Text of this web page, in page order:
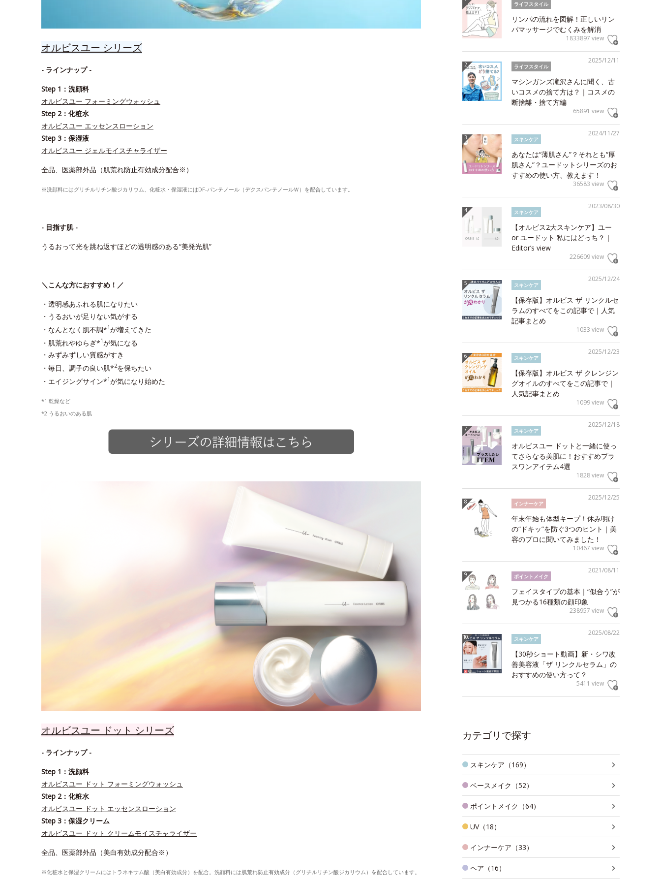
オルビスユー シリーズ
- ラインナップ -
Step 1：洗顔料
オルビスユー フォーミングウォッシュ
Step 2：化粧水
オルビスユー エッセンスローション
Step 3：保湿液
オルビスユー ジェルモイスチャライザー
全品、医薬部外品（肌荒れ防止有効成分配合※）
※洗顔料にはグリチルリチン酸ジカリウム、化粧水・保湿液にはDF-パンテノール（デクスパンテノールＷ）を配合しています。
- 目指す肌 -
うるおって光を跳ね返すほどの透明感のある“美発光肌”
＼こんな方におすすめ！／
・透明感あふれる肌になりたい
・うるおいが足りない気がする
・なんとなく肌不調*1が増えてきた
・肌荒れやゆらぎ*1が気になる
・みずみずしい質感がすき
・毎日、調子の良い肌*2を保ちたい
・エイジングサイン*1が気になり始めた
*1 乾燥など
*2 うるおいのある肌
オルビスユー ドット シリーズ
- ラインナップ -
Step 1：洗顔料
オルビスユー ドット フォーミングウォッシュ
Step 2：化粧水
オルビスユー ドット エッセンスローション
Step 3：保湿クリーム
オルビスユー ドット クリームモイスチャライザー
全品、医薬部外品（美白有効成分配合※）
※化粧水と保湿クリームにはトラネキサム酸（美白有効成分）を配合。洗顔料には肌荒れ防止有効成分（グリチルリチン酸ジカリウム）を配合しています。
ライフスタイル
リンパの流れを図解！正しいリン
パマッサージでむくみを解消
1833897 view
2025/12/11
ライフスタイル
マシンガンズ滝沢さんに聞く、古
いコスメの捨て方は？｜コスメの
断捨離・捨て方編
65891 view
2024/11/27
スキンケア
あなたは“薄肌さん”？それとも“厚
肌さん”？ユードットシリーズのお
すすめの使い方、教えます！
36583 view
2023/08/30
スキンケア
【オルビス2大スキンケア】ユー
or ユードット 私にはどっち？｜
Editor’s view
226609 view
2025/12/24
スキンケア
【保存版】オルビス ザ リンクルセ
ラムのすべてをこの記事で｜人気
記事まとめ
1033 view
2025/12/23
スキンケア
【保存版】オルビス ザ クレンジン
グオイルのすべてをこの記事で｜
人気記事まとめ
1099 view
2025/12/18
スキンケア
オルビスユー ドットと一緒に使っ
てさらなる美肌に！おすすめプラ
スワンアイテム4選
1828 view
2025/12/25
インナーケア
年末年始も体型キープ！休み明け
の“ドキッ”を防ぐ3つのヒント｜美
容のプロに聞いてみました！
10467 view
2021/08/11
ポイントメイク
フェイスタイプの基本｜“似合う”が
見つかる16種類の顔印象
238957 view
2025/08/22
スキンケア
【30秒ショート動画】新・シワ改
善美容液「ザ リンクルセラム」の
おすすめの使い方って？
5411 view
カテゴリで探す
スキンケア（169）
ベースメイク（52）
ポイントメイク（64）
UV（18）
インナーケア（33）
ヘア（16）